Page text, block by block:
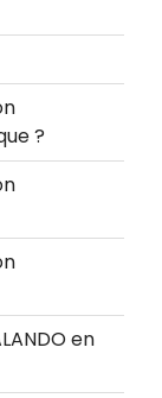
?
en